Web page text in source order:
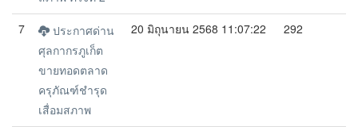
7
ประกาศด่าน
ศุลกากรภูเก็ต
ขายทอดตลาด
ครุภัณฑ์ชำรุด
เสื่อมสภาพ
20 มิถุนายน 2568 11:07:22 292